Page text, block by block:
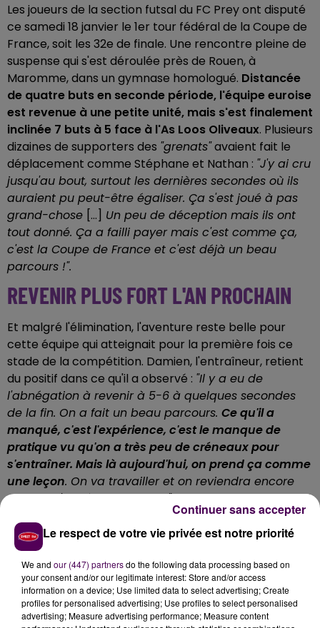
Les joueurs de la section futsal du FC Prey ont disputé
ce samedi 18 janvier le 1er tour fédéral de la Coupe de
France, soit les 32e de finale. Une rencontre pleine de
suspense qui s'est déroulée près de Rouen, à
Maromme, dans un gymnase homologué. Distancée
de quatre buts en seconde période, l'équipe euroise
est revenue à une petite unité, mais s'est finalement
inclinée 7 buts à 5 face à l'As Loos Oliveaux. Plusieurs
dizaines de supporters des "grenats"avaient fait le
déplacement comme Stéphane et Nathan : "J'y ai cru
jusqu'au bout, surtout les dernières secondes où ils
auraient pu peut-être égaliser. Ça s'est joué à pas
grand-chose […] Un peu de déception mais ils ont
tout donné. Ça a failli payer mais c'est comme ça,
c'est la Coupe de France et c'est déjà un beau
parcours !".
REVENIR PLUS FORT L'AN PROCHAIN
Et malgré l'élimination, l'aventure reste belle pour
cette équipe qui atteignait pour la première fois ce
stade de la compétition. Damien, l'entraîneur, retient
du positif dans ce qu'il a observé : "Il y a eu de
l'abnégation à revenir à 5-6 à quelques secondes
de la fin. On a fait un beau parcours. Ce qu'il a
manqué, c'est l'expérience, c'est le manque de
pratique vu qu'on a très peu de créneaux pour
s'entraîner. Mais là aujourd'hui, on prend ça comme
une leçon. On va travailler et on reviendra encore
plus fortl'année prochaine !".
Le respect de votre vie privée est notre priorité
We and our (447) partnersdo the following data processing based on
your consent and/or our legitimate interest: Store and/or access
information on a device; Use limited data to select advertising; Create
profiles for personalised advertising; Use profiles to select personalised
advertising; Measure advertising performance; Measure content
Continuer sans accepter